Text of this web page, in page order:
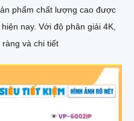
phẩm chất lượng cao được
giải 4K,
và chi tiết